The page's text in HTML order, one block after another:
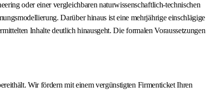
oder einer vergleichbaren naturwissenschaftlich‑technischen
Darüber hinaus ist eine mehrjährige einschlägige
Inhalte deutlich hinausgeht. Die formalen Voraussetzungen
Wir fördern mit einem vergünstigten Firmenticket Ihren